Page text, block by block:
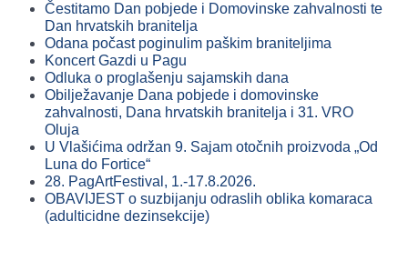
Čestitamo Dan pobjede i Domovinske zahvalnosti te
Dan hrvatskih branitelja
Odana počast poginulim paškim braniteljima
Koncert Gazdi u Pagu
Odluka o proglašenju sajamskih dana
Obilježavanje Dana pobjede i domovinske
zahvalnosti, Dana hrvatskih branitelja i 31. VRO
Oluja
U Vlašićima održan 9. Sajam otočnih proizvoda „Od
Luna do Fortice“
28. PagArtFestival, 1.-17.8.2026.
OBAVIJEST o suzbijanju odraslih oblika komaraca
(adulticidne dezinsekcije)